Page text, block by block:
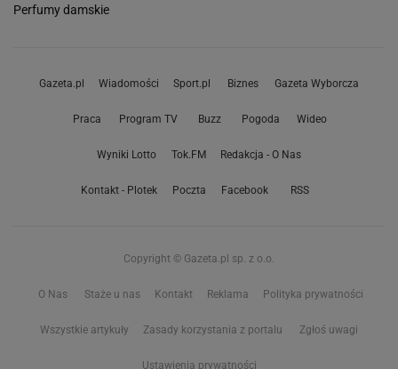
Perfumy damskie
Gazeta.pl Wiadomości Sport.pl Biznes Gazeta Wyborcza
Praca Program TV Buzz Pogoda Wideo
Wyniki Lotto Tok.FM Redakcja - O Nas
Kontakt - Plotek Poczta Facebook RSS
Copyright © Gazeta.pl sp. z o.o.
O Nas Staże u nas Kontakt Reklama Polityka prywatności
Wszystkie artykuły Zasady korzystania z portalu Zgłoś uwagi
Ustawienia prywatności